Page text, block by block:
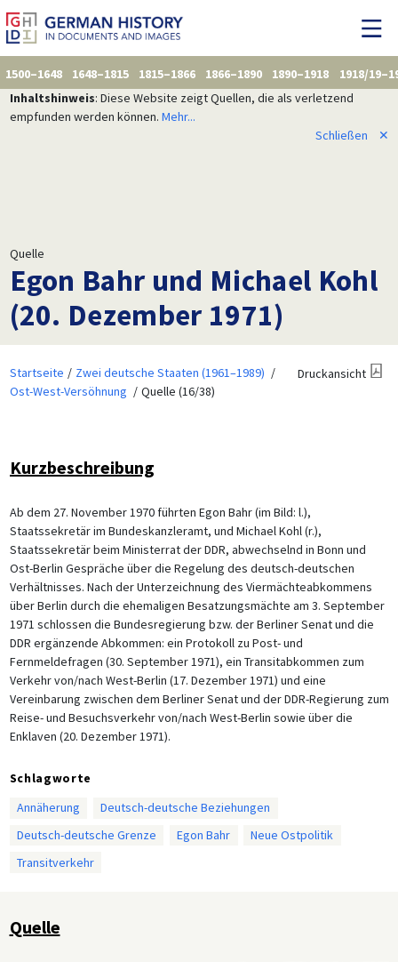
1500–1648 1648–1815 1815–1866 1866–1890 1890–1918
1918/
Inhaltshinweis: Diese Website zeigt Quellen, die als verletzend
empfunden werden können. Mehr...
Schließen
✕
Quelle
Egon Bahr und Michael Kohl
(20. Dezember 1971)
Startseite
Zwei deutsche Staaten (1961–1989)
Ost-West-Versöhnung
Quelle (16/38)
Druckansicht
Kurzbeschreibung
Ab dem 27. November 1970 führten Egon Bahr (im Bild: l.),
Staatssekretär im Bundeskanzleramt, und Michael Kohl (r.),
Staatssekretär beim Ministerrat der DDR, abwechselnd in Bonn und
Ost-Berlin Gespräche über die Regelung des deutsch-deutschen
Verhältnisses. Nach der Unterzeichnung des Viermächteabkommens
über Berlin durch die ehemaligen Besatzungsmächte am 3. September
1971 schlossen die Bundesregierung bzw. der Berliner Senat und die
DDR ergänzende Abkommen: ein Protokoll zu Post- und
Fernmeldefragen (30. September 1971), ein Transitabkommen zum
Verkehr von/nach West-Berlin (17. Dezember 1971) und eine
Vereinbarung zwischen dem Berliner Senat und der DDR-Regierung zum
Reise- und Besuchsverkehr von/nach West-Berlin sowie über die
Enklaven (20. Dezember 1971).
Schlagworte
Annäherung
Deutsch-deutsche Beziehungen
Deutsch-deutsche Grenze
Egon Bahr
Neue Ostpolitik
Transitverkehr
Quelle